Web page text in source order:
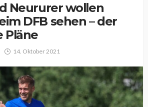
Neururer wollen
DFB sehen – der
Pläne
14. Oktober 2021